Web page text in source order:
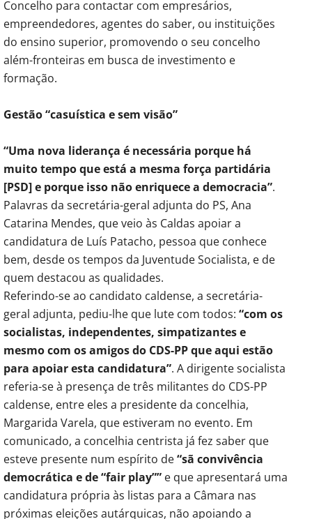
Concelho para contactar com empresários,
empreendedores, agentes do saber, ou instituições
do ensino superior, promovendo o seu concelho
além-fronteiras em busca de investimento e
formação.
Gestão “casuística e sem visão”
“Uma nova liderança é necessária porque há
muito tempo que está a mesma força partidária
[PSD] e porque isso não enriquece a democracia”.
Palavras da secretária-geral adjunta do PS, Ana
Catarina Mendes, que veio às Caldas apoiar a
candidatura de Luís Patacho, pessoa que conhece
bem, desde os tempos da Juventude Socialista, e de
quem destacou as qualidades.
Referindo-se ao candidato caldense, a secretária-
geral adjunta, pediu-lhe que lute com todos: “com os
socialistas, independentes, simpatizantes e
mesmo com os amigos do CDS-PP que aqui estão
para apoiar esta candidatura”. A dirigente socialista
referia-se à presença de três militantes do CDS-PP
caldense, entre eles a presidente da concelhia,
Margarida Varela, que estiveram no evento. Em
comunicado, a concelhia centrista já fez saber que
esteve presente num espírito de“sã convivência
democrática e de “fair play”” e que apresentará uma
candidatura própria às listas para a Câmara nas
próximas eleições autárquicas, não apoiando a